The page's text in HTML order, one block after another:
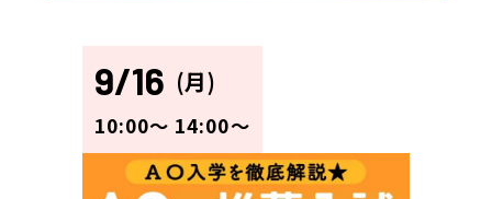
9/16 (月)
10:00〜 14:00〜